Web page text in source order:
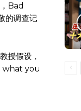
Bad
的调查记
授假设，
what you